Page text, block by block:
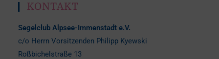
KONTAKT
Segelclub Alpsee-Immenstadt e.V.
c/o Herrn Vorsitzenden Philipp Kyewski
Roßbichelstraße 13